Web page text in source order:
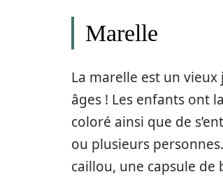
Marelle
La marelle est un
âges ! Les enfants ont
coloré ainsi que de
ou plusieurs
caillou, une capsule de